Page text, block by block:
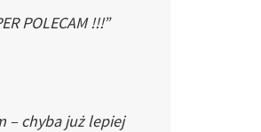
POLECAM !!!”
– chyba już lepiej